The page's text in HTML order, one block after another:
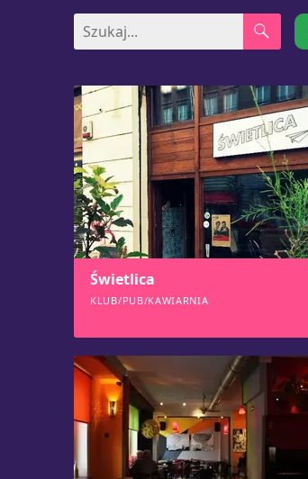
Świetlica
KLUB/PUB/KAWIARNIA